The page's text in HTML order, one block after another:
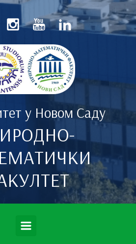
у Новом Саду